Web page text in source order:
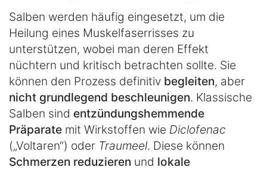
Salben werden häufig eingesetzt, um die
Heilung eines Muskelfaserrisses zu
unterstützen, wobei man deren Effekt
nüchtern und kritisch betrachten sollte. Sie
können den Prozess definitiv begleiten, aber
nicht grundlegend beschleunigen. Klassische
Salben sind entzündungshemmende
Präparate mit Wirkstoffen wie Diclofenac
(„Voltaren“) oder Traumeel. Diese können
Schmerzen reduzieren und lokale